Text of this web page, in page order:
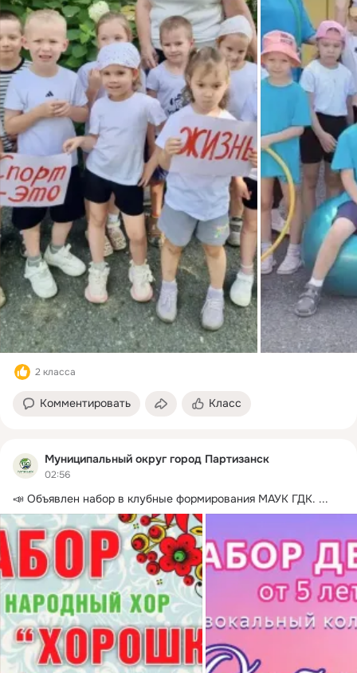
2 класса
Комментировать Класс
Муниципальный округ город Партизанск
02:56
📣 Объявлен набор в клубные формирования МАУК ГДК. ...